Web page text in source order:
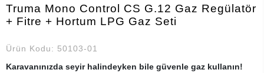
Truma Mono Control CS G.12 Gaz Regülatör
+ Fitre + Hortum LPG Gaz Seti
Ürün Kodu: 50103-01
Karavanınızda seyir halindeyken bile güvenle gaz kullanın!